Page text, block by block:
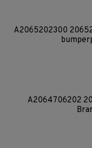
A2065202300
A2064706202